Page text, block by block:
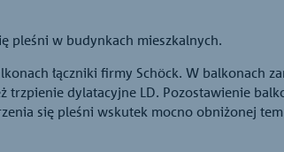
pleśni w budynkach mieszkalnych.
łączniki firmy Schöck. W balkonach
trzpienie dylatacyjne LD. Pozostawienie
się pleśni wskutek mocno obniżonej